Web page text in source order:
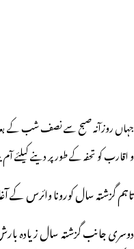
جہاں روزآنہ صبح سے نصف شب کے بعد تک
و اقارب کو تحفہ کے طور پر دینے
تاہم گزشتہ سال کورونا وائرس کے
دوسری جانب گزشتہ سال زیادہ